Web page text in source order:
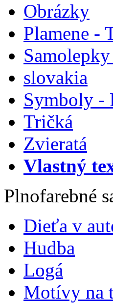
Obrázky
Plamene -
slovakia
Symboly -
Tričká
Zvieratá
Vlastný
Plnofarebné
Dieťa v
Hudba
Logá
Motívy na